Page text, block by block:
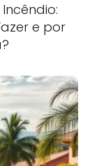
e por